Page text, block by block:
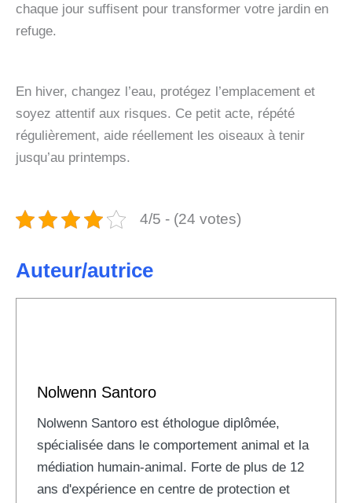
chaque jour suffisent pour transformer votre jardin en
refuge.
En hiver, changez l’eau, protégez l’emplacement et
soyez attentif aux risques. Ce petit acte, répété
régulièrement, aide réellement les oiseaux à tenir
jusqu’au printemps.
4/5 - (24 votes)
Auteur/autrice
Nolwenn Santoro
Nolwenn Santoro est éthologue diplômée,
spécialisée dans le comportement animal et la
médiation humain-animal. Forte de plus de 12
ans d'expérience en centre de protection et